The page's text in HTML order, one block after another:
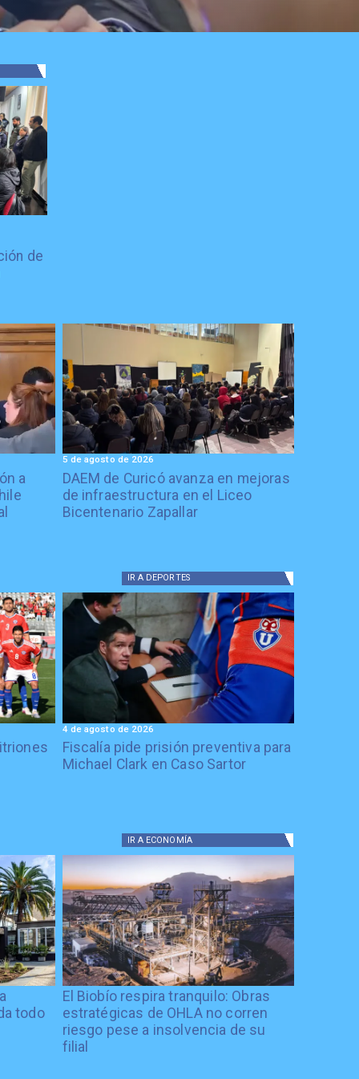
de
a
DAEM de Curicó avanza en mejoras
de infraestructura en el Liceo
Bicentenario Zapallar
5 de agosto de 2026
IR A DEPORTES
Fiscalía pide prisión preventiva para
Michael Clark en Caso Sartor
4 de agosto de 2026
IR A ECONOMÍA
todo
El Biobío respira tranquilo: Obras
estratégicas de OHLA no corren
riesgo pese a insolvencia de su
filial